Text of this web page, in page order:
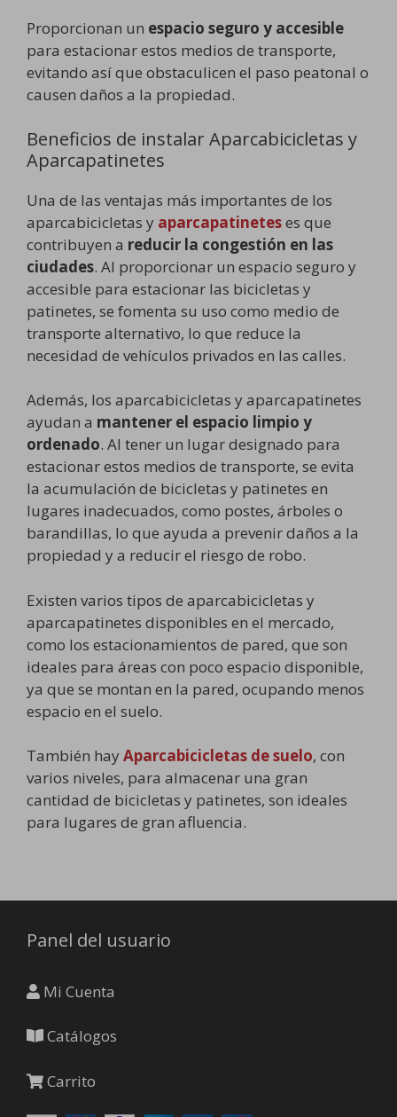
Proporcionan un espacio seguro y accesible
para estacionar estos medios de transporte,
evitando así que obstaculicen el paso peatonal o
causen daños a la propiedad.
Beneficios de instalar Aparcabicicletas y
Aparcapatinetes
Una de las ventajas más importantes de los
aparcabicicletas y aparcapatineteses que
contribuyen a reducir la congestión en las
ciudades. Al proporcionar un espacio seguro y
accesible para estacionar las bicicletas y
patinetes, se fomenta su uso como medio de
transporte alternativo, lo que reduce la
necesidad de vehículos privados en las calles.
Además, los aparcabicicletas y aparcapatinetes
ayudan a mantener el espacio limpio y
ordenado. Al tener un lugar designado para
estacionar estos medios de transporte, se evita
la acumulación de bicicletas y patinetes en
lugares inadecuados, como postes, árboles o
barandillas, lo que ayuda a prevenir daños a la
propiedad y a reducir el riesgo de robo.
Existen varios tipos de aparcabicicletas y
aparcapatinetes disponibles en el mercado,
como los estacionamientos de pared, que son
ideales para áreas con poco espacio disponible,
ya que se montan en la pared, ocupando menos
espacio en el suelo.
También hay Aparcabicicletas de suelo, con
varios niveles, para almacenar una gran
cantidad de bicicletas y patinetes, son ideales
para lugares de gran afluencia.
Panel del usuario
Mi Cuenta
Catálogos
Carrito